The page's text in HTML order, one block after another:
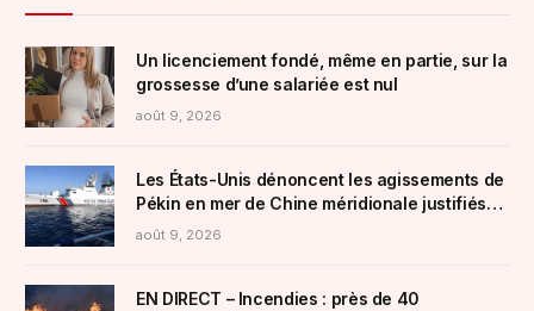
Un licenciement fondé, même en partie, sur la
grossesse d’une salariée est nul
août 9, 2026
Les États-Unis dénoncent les agissements de
Pékin en mer de Chine méridionale justifiés
par des prétextes environnementaux
août 9, 2026
EN DIRECT – Incendies : près de 40